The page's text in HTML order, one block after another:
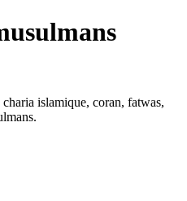
islamique, coran, fatwas,